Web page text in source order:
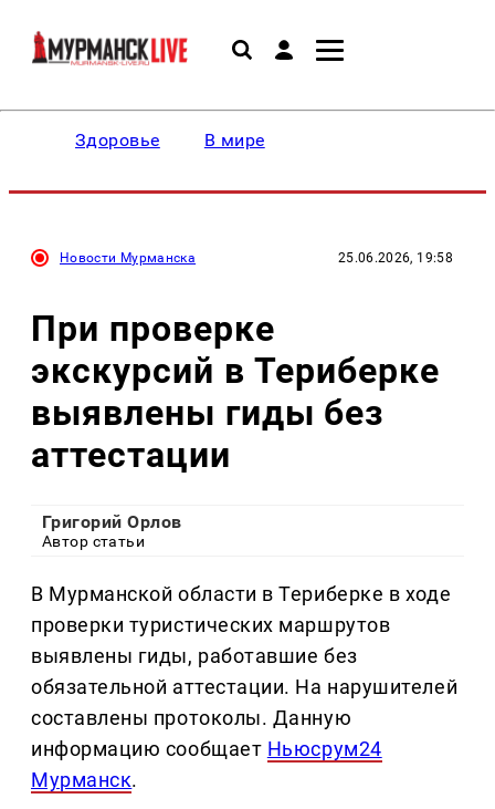
Здоровье В мире
Новости Мурманска 25.06.2026, 19:58
При проверке
экскурсий в Териберке
выявлены гиды без
аттестации
Григорий Орлов
Автор статьи
В Мурманской области в Териберке в ходе
проверки туристических маршрутов
выявлены гиды, работавшие без
обязательной аттестации. На нарушителей
составлены протоколы. Данную
информацию сообщает Ньюсрум24
Мурманск.